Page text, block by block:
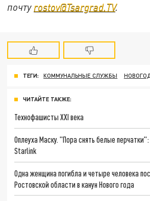
почту rostov@Tsargrad.ТV.
ТЕГИ: КОММУНАЛЬНЫЕ СЛУЖБЫ
ЧИТАЙТЕ ТАКЖЕ:
Технофашисты XXI века
Оплеуха Маску. "Пора снять белые
Starlink
Одна женщина погибла и четыре человека
Ростовской области в канун Нового года